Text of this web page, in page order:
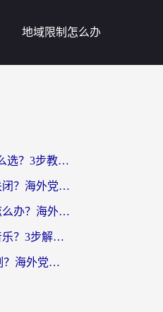
地域限制怎么办
美国翻回国内app怎么选？3步教你无缝刷剧、登12123、访问国内网站
优酷地域限制怎么关闭？海外党亲测有效的追剧加速器选择指南
抖音音乐地区限制怎么办？海外党亲测有效的听歌自由指南
在国外听不了酷我音乐？3步解除手机酷我音乐海外限制，附实测好用加速器
PP体育国外地域限制？海外党看球终极方案：从欧洲杯到奥运会，中文解说不卡顿！